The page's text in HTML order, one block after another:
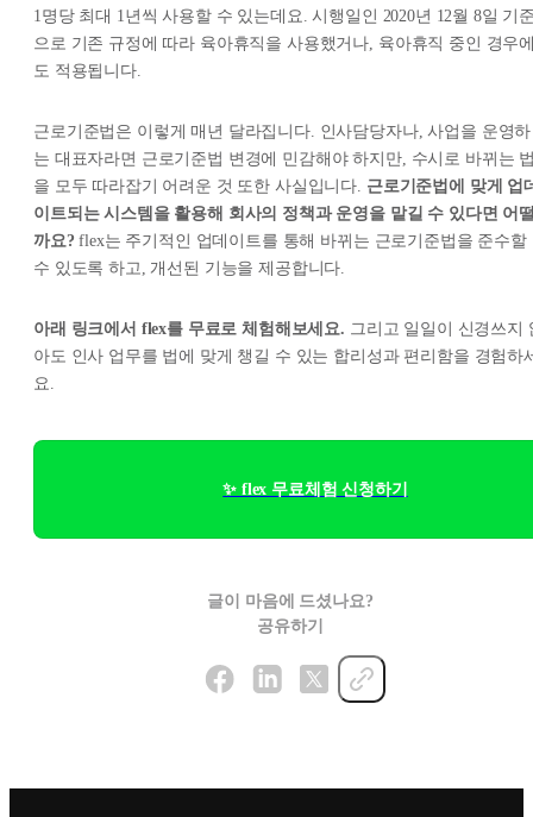
1명당 최대 1년씩 사용할 수 있는데요. 시행일인 2020년 12월 8일 기
으로 기존 규정에 따라 육아휴직을 사용했거나, 육아휴직 중인 경우
도 적용됩니다.
근로기준법은 이렇게 매년 달라집니다. 인사담당자나, 사업을 운영하
는 대표자라면 근로기준법 변경에 민감해야 하지만, 수시로 바뀌는
을 모두 따라잡기 어려운 것 또한 사실입니다. 근로기준법에 맞게 업
이트되는 시스템을 활용해 회사의 정책과 운영을 맡길 수 있다면 어
까요? flex는 주기적인 업데이트를 통해 바뀌는 근로기준법을 준수할
수 있도록 하고, 개선된 기능을 제공합니다.
아래 링크에서 flex를 무료로 체험해보세요. 그리고 일일이 신경쓰지
아도 인사 업무를 법에 맞게 챙길 수 있는 합리성과 편리함을 경험하
요.
✨ flex 무료체험 신청하기
글이 마음에 드셨나요?
공유하기